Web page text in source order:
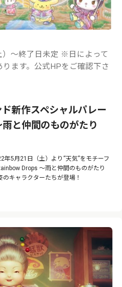
）～終了日未定 ※日によって
ます。公式HPをご確認下さ
新作スペシャルパレー
と仲間のものがたり
5月21日（土）より“天気”をモチーフ
Drops ～雨と仲間のものがたり
キャラクターたちが登場！